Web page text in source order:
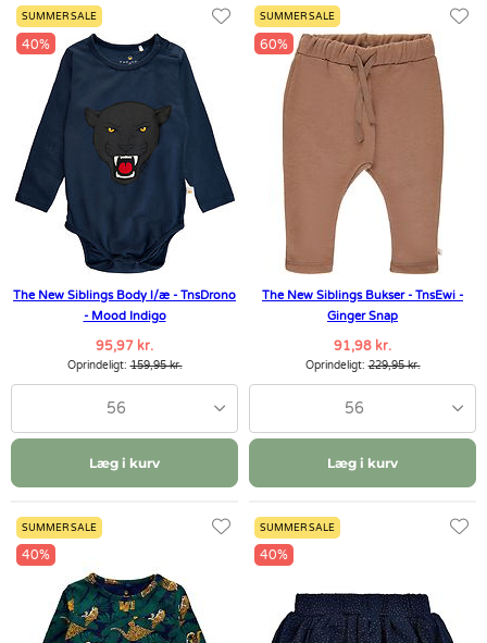
SUMMER SALE
40%
The New Siblings Body l/æ - TnsDrono
- Mood Indigo
95,97 kr.
Oprindeligt:159,95 kr.
56
Læg i kurv
SUMMER SALE
60%
The New Siblings Bukser - TnsEwi -
Ginger Snap
91,98 kr.
Oprindeligt:229,95 kr.
56
Læg i kurv
SUMMER SALE
40%
SUMMER SALE
40%